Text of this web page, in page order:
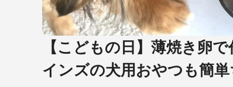
【こどもの日】薄焼き卵
インズの犬用おやつも簡単